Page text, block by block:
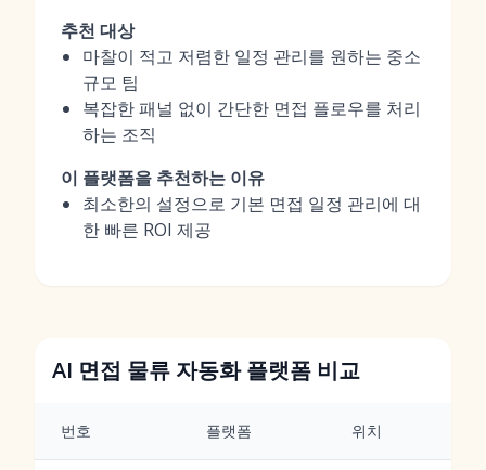
추천 대상
마찰이 적고 저렴한 일정 관리를 원하는 중소
규모 팀
복잡한 패널 없이 간단한 면접 플로우를 처리
하는 조직
이 플랫폼을 추천하는 이유
최소한의 설정으로 기본 면접 일정 관리에 대
한 빠른 ROI 제공
AI 면접 물류 자동화 플랫폼 비교
번호 플랫폼 위치